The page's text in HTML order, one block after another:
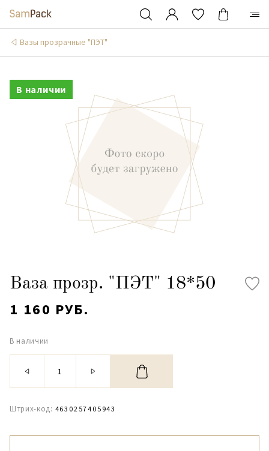
Вазы прозрачные "ПЭТ"
В наличии
Ваза прозр. "ПЭТ" 18*50
1 160 РУБ.
В наличии
Штрих-код: 4630257405943